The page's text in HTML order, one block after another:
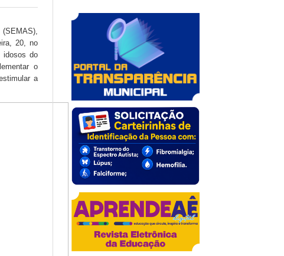
20, no
idosos do
o
a